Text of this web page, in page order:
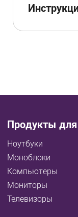
Продукты для
Ноутбуки
Моноблоки
Компьютеры
Мониторы
Телевизоры